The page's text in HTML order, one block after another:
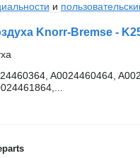
и
A0024460464,